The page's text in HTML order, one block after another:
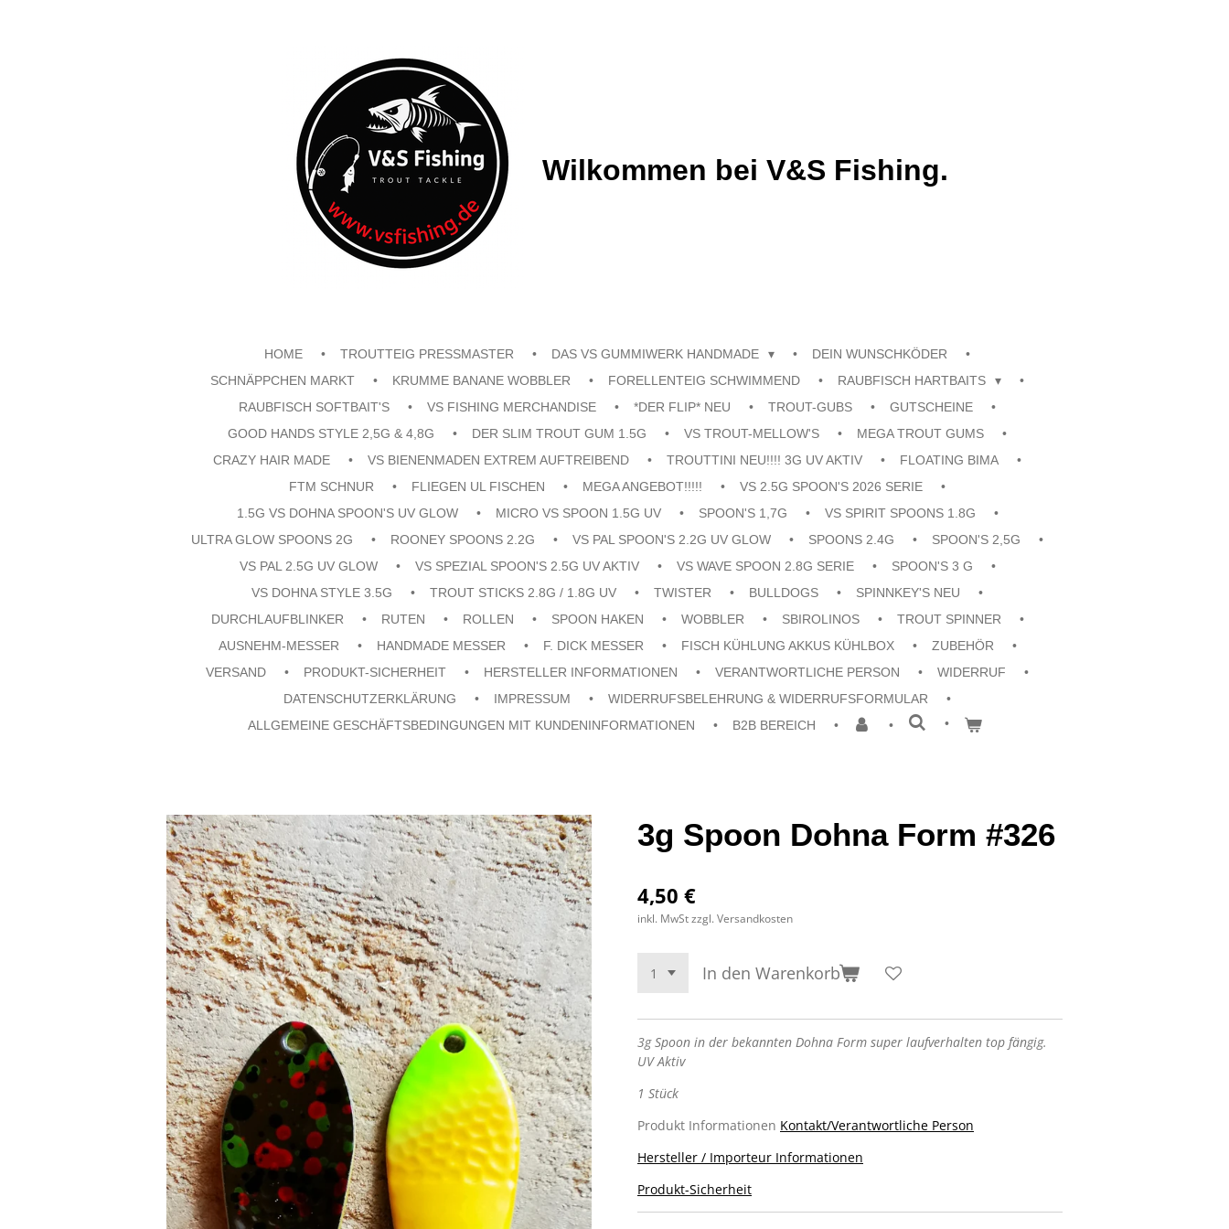
Wilkommen bei V&S Fishing.
HOME TROUTTEIG PRESSMASTER DAS VS GUMMIWERK HANDMADE
DEIN WUNSCHKÖDER
SCHNÄPPCHEN MARKT
KRUMME BANANE WOBBLER FORELLENTEIG SCHWIMMEND
RAUBFISCH HARTBAITS
RAUBFISCH SOFTBAIT'S
VS FISHING MERCHANDISE *DER FLIP* NEU TROUT-GUBS
GUTSCHEINE
GOOD HANDS STYLE 2,5G & 4,8G
DER SLIM TROUT GUM 1.5G VS TROUT-MELLOW'S
MEGA TROUT GUMS
CRAZY HAIR MADE
VS BIENENMADEN EXTREM AUFTREIBEND TROUTTINI NEU!!!! 3G UV AKTIV
FLOATING BIMA
FTM SCHNUR
FLIEGEN UL FISCHEN MEGA ANGEBOT!!!!!
VS 2.5G SPOON'S 2026 SERIE
1.5G VS DOHNA SPOON'S UV GLOW
MICRO VS SPOON 1.5G UV SPOON'S 1,7G
VS SPIRIT SPOONS 1.8G
ULTRA GLOW SPOONS 2G
ROONEY SPOONS 2.2G VS PAL SPOON'S 2.2G UV GLOW SPOONS 2.4G
SPOON'S 2,5G
VS PAL 2.5G UV GLOW
VS SPEZIAL SPOON'S 2.5G UV AKTIV VS WAVE SPOON 2.8G SERIE
SPOON'S 3 G
VS DOHNA STYLE 3.5G
TROUT STICKS 2.8G / 1.8G UV TWISTER BULLDOGS
SPINNKEY'S NEU
DURCHLAUFBLINKER
RUTEN ROLLEN SPOON HAKEN WOBBLER SBIROLINOS
TROUT SPINNER
AUSNEHM-MESSER
HANDMADE MESSER F. DICK MESSER FISCH KÜHLUNG AKKUS KÜHLBOX
ZUBEHÖR
VERSAND
PRODUKT-SICHERHEIT HERSTELLER INFORMATIONEN VERANTWORTLICHE PERSON
WIDERRUF
DATENSCHUTZERKLÄRUNG
IMPRESSUM
WIDERRUFSBELEHRUNG & WIDERRUFSFORMULAR
ALLGEMEINE GESCHÄFTSBEDINGUNGEN MIT KUNDENINFORMATIONEN
B2B BEREICH
3g Spoon Dohna Form #326
4,50 €
inkl. MwSt zzgl. Versandkosten
In den Warenkorb
3g Spoon in der bekannten Dohna Form super laufverhalten top fängig.
UV Aktiv
1 Stück
Produkt Informationen Kontakt/Verantwortliche Person
Hersteller / Importeur Informationen
Produkt-Sicherheit